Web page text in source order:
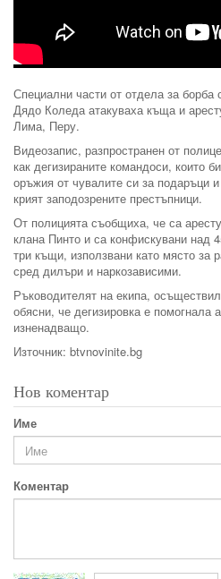
Специални части от отдела за борба
Дядо Коледа атакуваха къща и
Лима, Перу.
Видеозапис, разпространен от
как дегизираните командоси, които
оръжия от чувалите си за подаръци
крият заподозрените престъпници.
От полицията съобщиха, че са
клана Пинто и са конфискувани над
три къщи, използвани като място за
сред дилъри и наркозависими.
Ръководителят на екипа,
обясни, че дегизировка е помогнала
изненадващо.
Източник: btvnovinite.bg
Нов коментар
Име
Коментар